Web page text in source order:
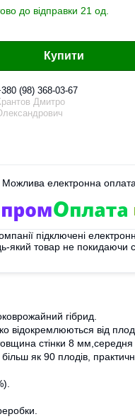
до відправки 21 од.
Купити
(98) 368-03-67
Дмитро
підключені
який товар не покидаючи
гібрид.
відокремлюються від
стінки 8 мм,середня
як 90 плодів,